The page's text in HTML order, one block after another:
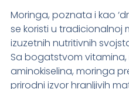
Moringa, poznata i kao
se koristi u tradicionalnoj
izuzetnih nutritivnih
Sa bogatstvom
aminokiselina, moringa
prirodni izvor hranljivih